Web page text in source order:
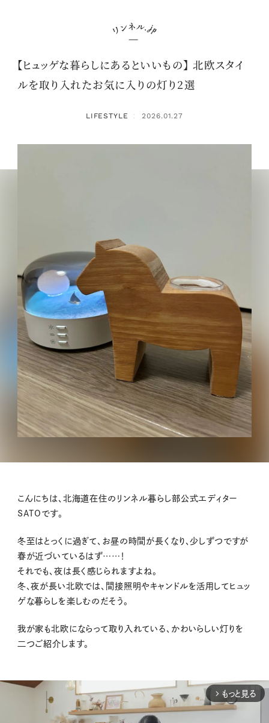
【ヒュッゲな暮らしにあるといいもの】 北欧スタイ
ルを取り入れたお気に入りの灯り2選
LIFESTYLE ： 2026.01.27
こんにちは、北海道在住のリンネル暮らし部公式エディター
SATOです。
冬至はとっくに過ぎて、お昼の時間が長くなり、少しずつですが
春が近づいているはず……！
それでも、夜は長く感じられますよね。
冬、夜が長い北欧では、間接照明やキャンドルを活用してヒュッ
ゲな暮らしを楽しむのだそう。
我が家も北欧にならって取り入れている、かわいらしい灯りを
二つご紹介します。
arrow_forward_ios もっと見る